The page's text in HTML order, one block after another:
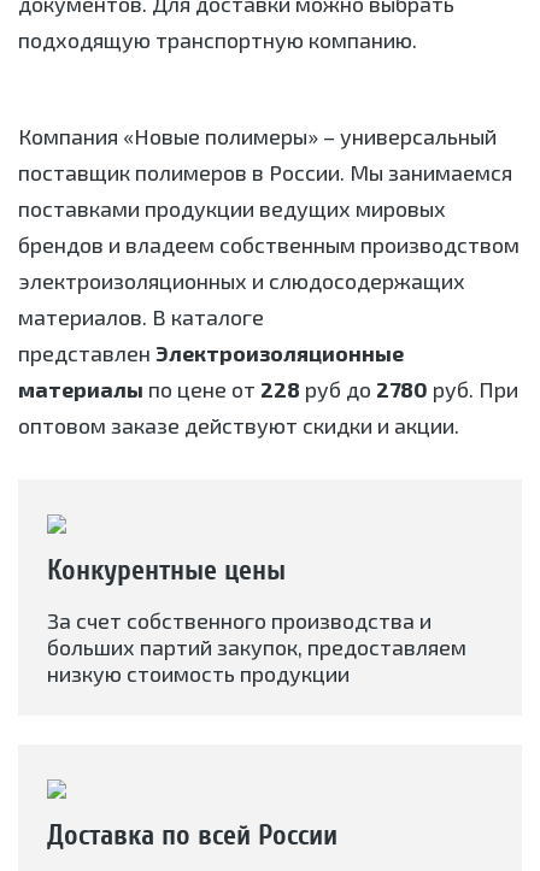
подходящую транспортную компанию.
Компания «Новые полимеры» – универсальный
поставщик полимеров в России. Мы занимаемся
поставками продукции ведущих мировых
брендов и владеем собственным производством
электроизоляционных и слюдосодержащих
материалов. В каталоге
представлен Электроизоляционные
материалы по цене от 228 руб до 2780 руб. При
оптовом заказе действуют скидки и акции.
Конкурентные цены
За счет собственного производства и
больших партий закупок, предоставляем
низкую стоимость продукции
Доставка по всей России